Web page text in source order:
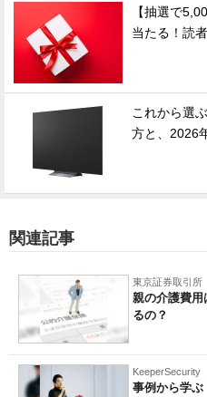
【抽選で
当たる！読
これから選
方と、2026
関連記事
東京証券取引所
親の介護費用
るの？
KeeperSecurity
事例から学ぶ